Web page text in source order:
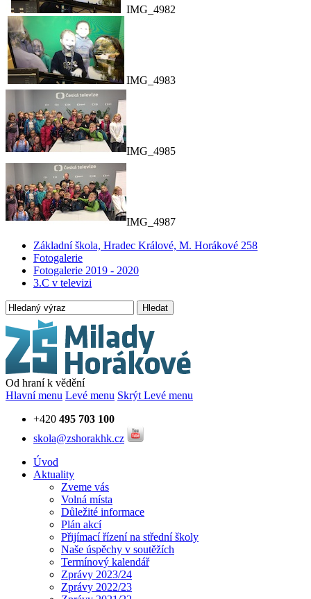
IMG_4982
IMG_4983
IMG_4985
IMG_4987
Základní škola, Hradec Králové, M. Horákové 258
Fotogalerie
Fotogalerie 2019 - 2020
3.C v televizi
Hledat
Od hraní k vědění
Hlavní menu Levé menu Skrýt Levé menu
+420 495 703 100
skola@zshorakhk.cz
Úvod
Aktuality
Zveme vás
Volná místa
Důležité informace
Plán akcí
Přijímací řízení na střední školy
Naše úspěchy v soutěžích
Termínový kalendář
Zprávy 2023/24
Zprávy 2022/23